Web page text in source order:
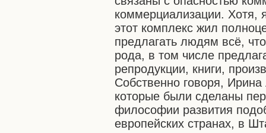
коммерциализации. Хотя,
этот комплекс жил
предлагать людям всё,
рода, в том числе
репродукции, книги,
Собственно говоря,
которые были сделаны
философии развития
европейских странах, в